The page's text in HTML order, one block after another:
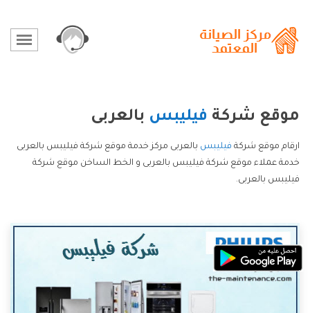
موقع شركة فيليبس بالعربى
ارقام موقع شركة فيليبس بالعربى مركز خدمة موقع شركة فيليبس بالعربى
خدمة عملاء موقع شركة فيليبس بالعربى و الخط الساخن موقع شركة
فيليبس بالعربى.